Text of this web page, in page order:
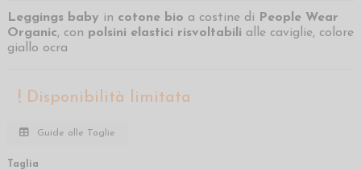
Leggings baby in cotone bio a costine di People Wear
Organic, con polsini elastici risvoltabili alle caviglie, colore
giallo ocra
Disponibilità limitata
Guide alle Taglie
Taglia